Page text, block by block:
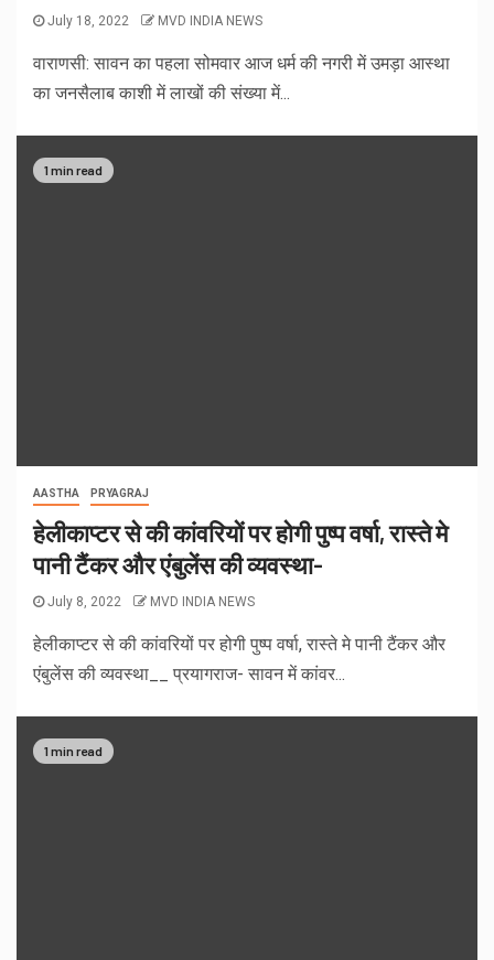
July 18, 2022 MVD INDIA NEWS
वाराणसी: सावन का पहला सोमवार आज धर्म की नगरी में उमड़ा आस्था
का जनसैलाब काशी में लाखों की संख्या में...
1 min read
AASTHA PRYAGRAJ
हेलीकाप्टर से की कांवरियों पर होगी पुष्प वर्षा, रास्ते मे
पानी टैंकर और एंबुलेंस की व्यवस्था-
July 8, 2022 MVD INDIA NEWS
हेलीकाप्टर से की कांवरियों पर होगी पुष्प वर्षा, रास्ते मे पानी टैंकर और
एंबुलेंस की व्यवस्था__ प्रयागराज- सावन में कांवर...
1 min read